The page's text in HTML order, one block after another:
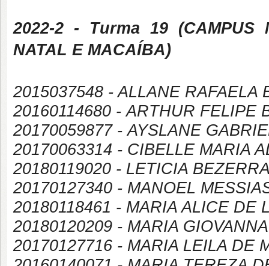
2022-2 - Turma 19 (CAMPUS
NATAL E MACAÍBA)
2015037548 - ALLANE RAFAELA
20160114680 -ARTHUR FELIPE
20170059877 -AYSLANE
20170063314 - CIBELLE MARIA
20180119020 - LETICIA
20170127340 - MANOEL
20180118461 - MARIA ALICE DE
20180120209 - MARIA
20170127716 - MARIA LEILA DE